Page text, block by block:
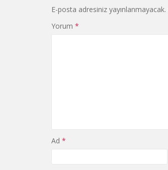
E-posta adresiniz yayınlanmayacak.
Yorum *
Ad *